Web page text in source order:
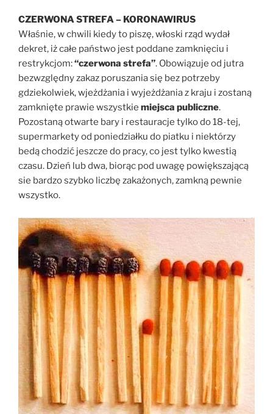
CZERWONA STREFA – KORONAWIRUS
Właśnie, w chwili kiedy to piszę, włoski rząd wydał
dekret, iż całe państwo jest poddane zamknięciu i
restrykcjom:“czerwona strefa”. Obowiązuje od jutra
bezwzględny zakaz poruszania się bez potrzeby
gdziekolwiek, wjeżdżania i wyjeżdżania z kraju i zostaną
zamknięte prawie wszystkie miejsca publiczne.
Pozostaną otwarte bary i restauracje tylko do 18-tej,
supermarkety od poniedziałku do piatku i niektórzy
bedą chodzić jeszcze do pracy, co jest tylko kwestią
czasu. Dzień lub dwa, biorąc pod uwagę powiększającą
sie bardzo szybko liczbę zakażonych, zamkną pewnie
wszystko.